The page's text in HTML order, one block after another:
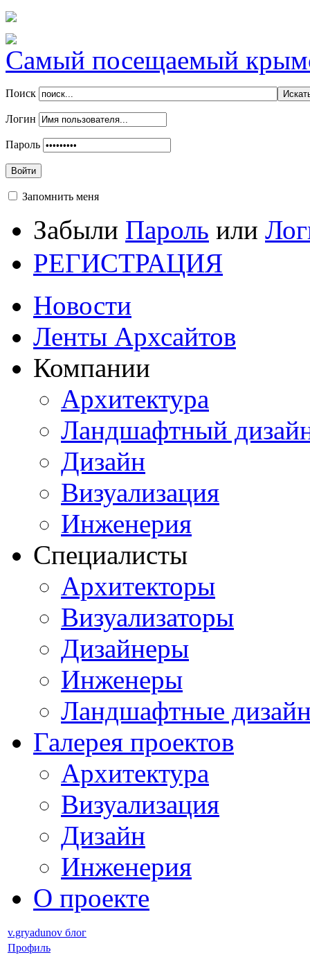
Самый посещаемый
Поиск
Логин
Пароль
Войти
Запомнить меня
Забыли Пароль или
РЕГИСТРАЦИЯ
Новости
Ленты Архсайтов
Компании
Архитектура
Ландшафтный
Дизайн
Визуализация
Инженерия
Специалисты
Архитекторы
Визуализаторы
Дизайнеры
Инженеры
Ландшафтные
Галерея проектов
Архитектура
Визуализация
Дизайн
Инженерия
О проекте
v.gryadunov блог
Профиль